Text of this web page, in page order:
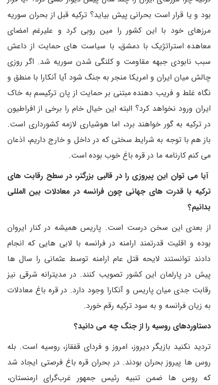
بود و یا قرار است بحرانی پیش بیاید؟ ترکیه قبل از بحران سوریه
مرزهای خود با این کشور را مین روبی کرد و علیرغم امضای
معاهده استراتژیک با دمشق‌، با سیاست های حمایت از داعش
سبب نابودی جبهه مقاومت و کلنگی شدن سوریه شد‌‌. اگر روزی
چالش میان ایران و امریکا منجر به جنگ شود آیا آنکارا با منطق و
نگاه غلط و فریب دهنده مبتنی بر حمایت از پان ترکیسم به خاک
ایران ورود نخواهد کرد؟ البته این خیال خام را برخی از افراطیون
در ترکیه به گور خواهند برد، اما هوشیاری لازمه کشورداری است‌‌.
باز هم با توجه به شرایط سختی که در داخل و خارج داریم، اذعان
می کنم کارنامه ما در قره باغ خوب بوده است.
آیا می توان این پیروزی را در قالبی بزرگتر، در سطح رقابت های
ترکیه با قدرت های جهانی چون فرانسه در معادلات بین المللی
بدانیم؟
از بعدی این سخن درست است‌. پاریس همیشه در کنار ایروان
بوده و اقلیت قدرتمند ارامنه در فرانسه با لابی هایی که انجام
دادند توانستند لایحه قتل عام ارامنه توسط عثمانی را سال ها
پیش در پارلمان این کشور تصویب کنند. در مدیترانه شرقی نیز
رقابت جدی میان پاریس و آنکارا وجود دارد. در قره باغ معادلات
به زیان فرانسه و به سود ترکیه رقم خورد.
دستاوردهای روسیه را از جنگ چه می دانید؟
تردید نکنید بازیگر دیروز، امروز و فردای قفقاز، روسیه است‌. بله
روس ها پیروز بحران بودند. در بحران قره باغ فرصتی ایجاد شد
که روس ها ضمن تنبیه رئیس جمهور غرب‌گرای ارمنستان،